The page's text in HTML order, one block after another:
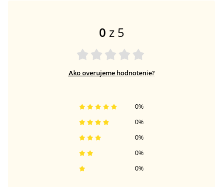
0 z 5
Ako overujeme hodnotenie?
0%
0%
0%
0%
0%